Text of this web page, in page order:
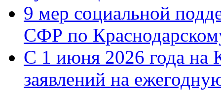
9 мер социальной
СФР по
С 1 июня 2026 года на
заявлений на